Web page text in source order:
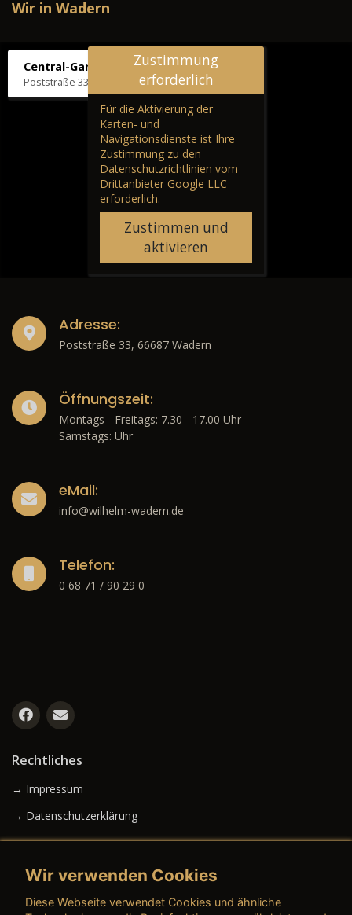
Wir in Wadern
Central-Garage H. Wilhelm
Poststraße 33, 66687 Wadern
Zustimmung
erforderlich
Für die Aktivierung der
Karten- und
Navigationsdienste ist Ihre
Zustimmung zu den
Datenschutzrichtlinien vom
Drittanbieter Google LLC
erforderlich.
Zustimmen und
aktivieren
Adresse:
Poststraße 33, 66687 Wadern
Öffnungszeit:
Montags - Freitags: 7.30 - 17.00 Uhr
Samstags: Uhr
eMail:
info@wilhelm-wadern.de
Telefon:
0 68 71 / 90 29 0
Rechtliches
→ Impressum
→ Datenschutzerklärung
Wir verwenden Cookies
Diese Webseite verwendet Cookies und ähnliche